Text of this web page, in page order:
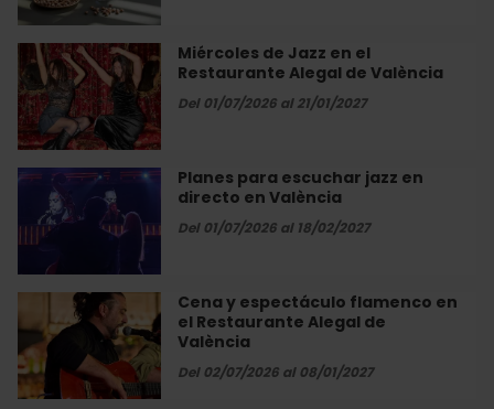
en
Alboraya
con
Món
Orxata
Miércoles de Jazz en el
Restaurante Alegal de València
Del 01/07/2026 al 21/01/2027
Miércoles
de
Jazz
en
el
Restaurante
Alegal
València
Planes para escuchar jazz en
directo en València
Del 01/07/2026 al 18/02/2027
Planes
para
escuchar
jazz
en
directo
en
València
Cena y espectáculo flamenco en
el Restaurante Alegal de
València
Del 02/07/2026 al 08/01/2027
y
espectáculo
flamenco
en